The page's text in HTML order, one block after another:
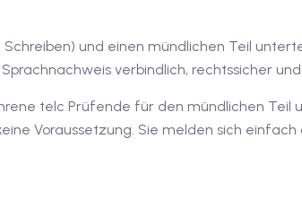
Schreiben) und einen mündlichen Teil
verbindlich, rechtssicher
telc Prüfende für den mündlichen
Voraussetzung. Sie melden sich